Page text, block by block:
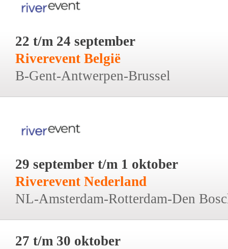
22 t/m 24 september
Riverevent België
B-Gent-Antwerpen-Brussel
29 september t/m 1 oktober
Riverevent Nederland
NL-Amsterdam-Rotterdam-Den
27 t/m 30 oktober